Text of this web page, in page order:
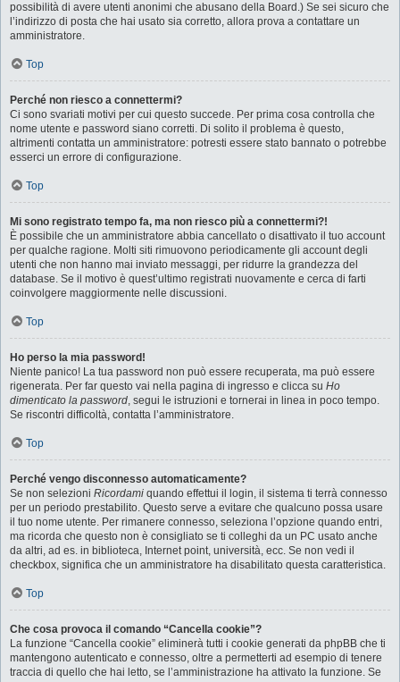
possibilità di avere utenti anonimi che abusano della Board.) Se sei sicuro che
l’indirizzo di posta che hai usato sia corretto, allora prova a contattare un
amministratore.
Top
Perché non riesco a connettermi?
Ci sono svariati motivi per cui questo succede. Per prima cosa controlla che
nome utente e password siano corretti. Di solito il problema è questo,
altrimenti contatta un amministratore: potresti essere stato bannato o potrebbe
esserci un errore di configurazione.
Top
Mi sono registrato tempo fa, ma non riesco più a connettermi?!
È possibile che un amministratore abbia cancellato o disattivato il tuo account
per qualche ragione. Molti siti rimuovono periodicamente gli account degli
utenti che non hanno mai inviato messaggi, per ridurre la grandezza del
database. Se il motivo è quest’ultimo registrati nuovamente e cerca di farti
coinvolgere maggiormente nelle discussioni.
Top
Ho perso la mia password!
Niente panico! La tua password non può essere recuperata, ma può essere
rigenerata. Per far questo vai nella pagina di ingresso e clicca su Ho
dimenticato la password, segui le istruzioni e tornerai in linea in poco tempo.
Se riscontri difficoltà, contatta l’amministratore.
Top
Perché vengo disconnesso automaticamente?
Se non selezioni Ricordami quando effettui il login, il sistema ti terrà connesso
per un periodo prestabilito. Questo serve a evitare che qualcuno possa usare
il tuo nome utente. Per rimanere connesso, seleziona l’opzione quando entri,
ma ricorda che questo non è consigliato se ti colleghi da un PC usato anche
da altri, ad es. in biblioteca, Internet point, università, ecc. Se non vedi il
checkbox, significa che un amministratore ha disabilitato questa caratteristica.
Top
Che cosa provoca il comando “Cancella cookie”?
La funzione “Cancella cookie” eliminerà tutti i cookie generati da phpBB che ti
mantengono autenticato e connesso, oltre a permetterti ad esempio di tenere
traccia di quello che hai letto, se l’amministrazione ha attivato la funzione. Se